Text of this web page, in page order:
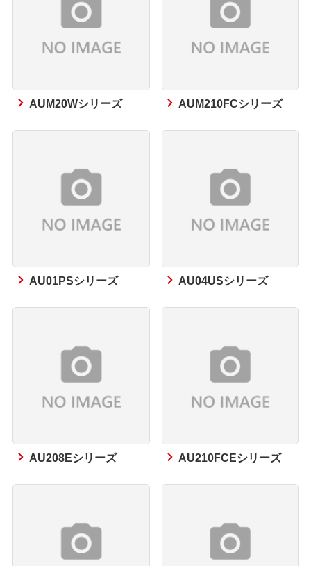
AUM20Wシリーズ AUM210FCシリーズ
AU01PSシリーズ AU04USシリーズ
AU208Eシリーズ AU210FCEシリーズ